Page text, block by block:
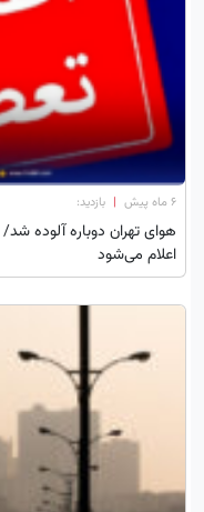
۶ ماه پیش | بازدید:
اعلام می‌شود